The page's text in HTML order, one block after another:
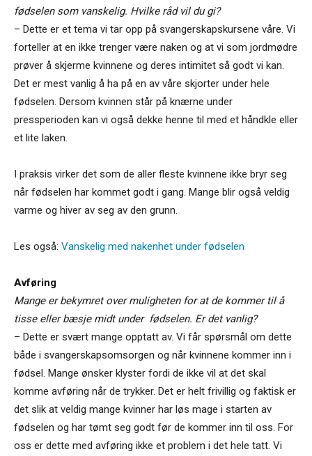
fødselen som vanskelig. Hvilke råd vil du gi?
– Dette er et tema vi tar opp på svangerskapskursene våre. Vi
forteller at en ikke trenger være naken og at vi som jordmødre
prøver å skjerme kvinnene og deres intimitet så godt vi kan.
Det er mest vanlig å ha på en av våre skjorter under hele
fødselen. Dersom kvinnen står på knærne under
pressperioden kan vi også dekke henne til med et håndkle eller
et lite laken.
I praksis virker det som de aller fleste kvinnene ikke bryr seg
når fødselen har kommet godt i gang. Mange blir også veldig
varme og hiver av seg av den grunn.
Les også: Vanskelig med nakenhet under fødselen
Avføring
Mange er bekymret over muligheten for at de kommer til å
tisse eller bæsje midt under fødselen. Er det vanlig?
– Dette er svært mange opptatt av. Vi får spørsmål om dette
både i svangerskapsomsorgen og når kvinnene kommer inn i
fødsel. Mange ønsker klyster fordi de ikke vil at det skal
komme avføring når de trykker. Det er helt frivillig og faktisk er
det slik at veldig mange kvinner har løs mage i starten av
fødselen og har tømt seg godt før de kommer inn til oss. For
oss er dette med avføring ikke et problem i det hele tatt. Vi